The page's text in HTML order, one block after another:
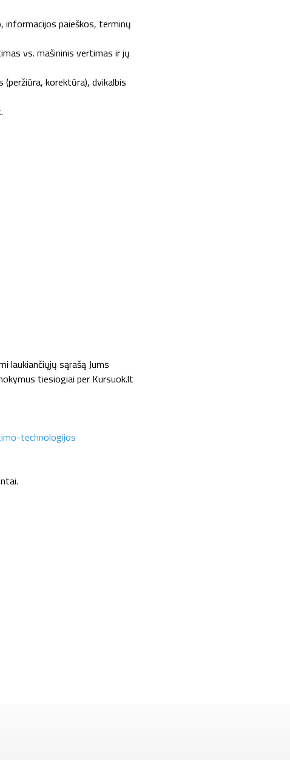
paieškos, terminų
vs. mašininis vertimas ir jų
korektūra), dvikalbis
laukiančiųjų sąrašą Jums
tiesiogiai per Kursuok.lt
technologijos